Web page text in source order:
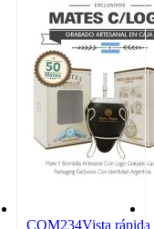
COM234Vista rápida